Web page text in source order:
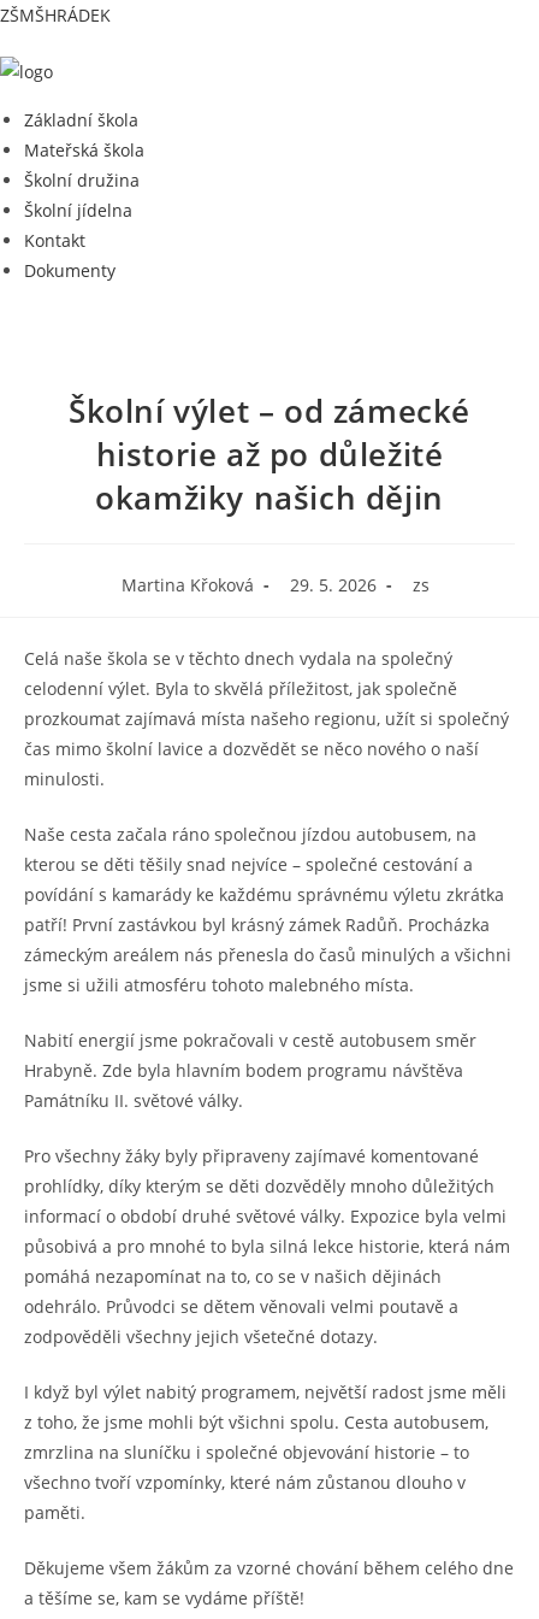
Přejít
obsahu
ZŠMŠHRÁDEK
MenuZákladní škola
Mateřská škola
Školní družina
Školní jídelna
Kontakt
Dokumenty
Školní výlet – od zámecké
historie až po důležité
okamžiky našich dějin
Autor
Martina Křoková
Příspěvek
29. 5. 2026
Rubriky
zs
Celá naše škola se v těchto dnech vydala na společný
celodenní výlet. Byla to skvělá příležitost, jak společně
prozkoumat zajímavá místa našeho regionu, užít si společný
čas mimo školní lavice a dozvědět se něco nového o naší
minulosti.
Naše cesta začala ráno společnou jízdou autobusem, na
kterou se děti těšily snad nejvíce – společné cestování a
povídání s kamarády ke každému správnému výletu zkrátka
patří! První zastávkou byl krásný zámek Radůň. Procházka
zámeckým areálem nás přenesla do časů minulých a všichni
jsme si užili atmosféru tohoto malebného místa.
Nabití energií jsme pokračovali v cestě autobusem směr
Hrabyně. Zde byla hlavním bodem programu návštěva
Památníku II. světové války.
Pro všechny žáky byly připraveny zajímavé komentované
prohlídky, díky kterým se děti dozvěděly mnoho důležitých
informací o období druhé světové války. Expozice byla velmi
působivá a pro mnohé to byla silná lekce historie, která nám
pomáhá nezapomínat na to, co se v našich dějinách
odehrálo. Průvodci se dětem věnovali velmi poutavě a
zodpověděli všechny jejich všetečné dotazy.
I když byl výlet nabitý programem, největší radost jsme měli
z toho, že jsme mohli být všichni spolu. Cesta autobusem,
zmrzlina na sluníčku i společné objevování historie – to
všechno tvoří vzpomínky, které nám zůstanou dlouho v
paměti.
Děkujeme všem žákům za vzorné chování během celého dne
a těšíme se, kam se vydáme příště!